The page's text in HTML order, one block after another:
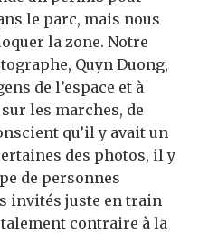
le parc, mais nous
la zone. Notre
Quyn Duong,
de l’espace et à
les marches, de
qu’il y avait un
des photos, il y
de personnes
invités juste en train
contraire à la